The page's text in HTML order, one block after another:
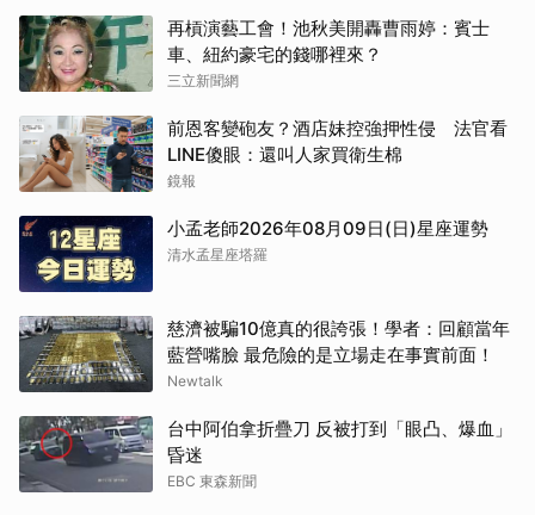
再槓演藝工會！池秋美開轟曹雨婷：賓士
車、紐約豪宅的錢哪裡來？
三立新聞網
前恩客變砲友？酒店妹控強押性侵 法官看
LINE傻眼：還叫人家買衛生棉
鏡報
小孟老師2026年08月09日(日)星座運勢
清水孟星座塔羅
慈濟被騙10億真的很誇張！學者：回顧當年
藍營嘴臉 最危險的是立場走在事實前面！
Newtalk
台中阿伯拿折疊刀 反被打到「眼凸、爆血」
昏迷
EBC 東森新聞